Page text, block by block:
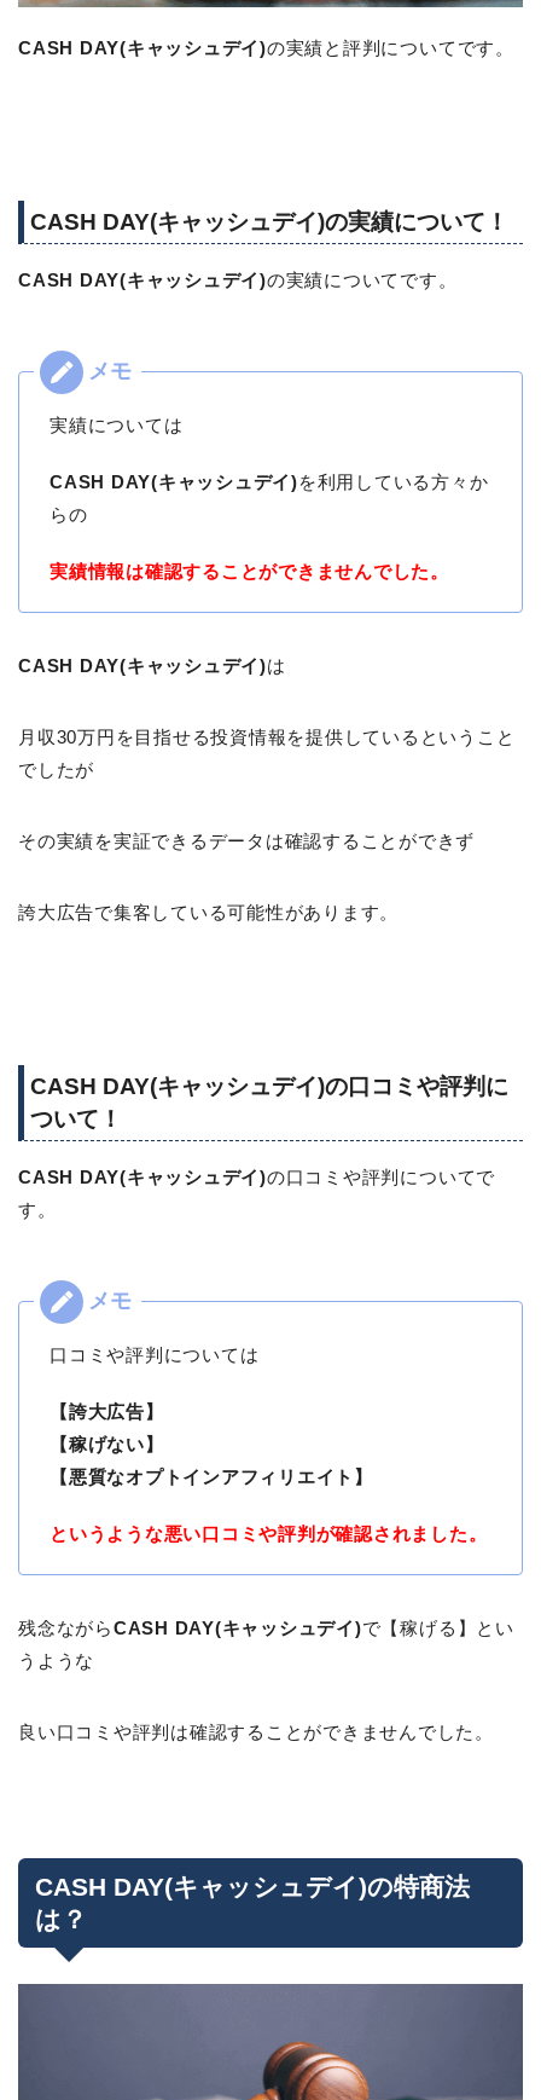
CASH DAY(キャッシュデイ)の実績と評判についてです。
CASH DAY(キャッシュデイ)の実績について！
CASH DAY(キャッシュデイ)の実績についてです。
実績については
CASH DAY(キャッシュデイ)を利用している方々か
らの
実績情報は確認することができませんでした。
CASH DAY(キャッシュデイ)は
月収30万円を目指せる投資情報を提供しているということ
でしたが
その実績を実証できるデータは確認することができず
誇大広告で集客している可能性があります。
CASH DAY(キャッシュデイ)の口コミや評判に
ついて！
CASH DAY(キャッシュデイ)の口コミや評判についてで
す。
口コミや評判については
【誇大広告】
【稼げない】
【悪質なオプトインアフィリエイト】
というような悪い口コミや評判が確認されました。
残念ながらCASH DAY(キャッシュデイ)で【稼げる】とい
うような
良い口コミや評判は確認することができませんでした。
CASH DAY(キャッシュデイ)の特商法
は？